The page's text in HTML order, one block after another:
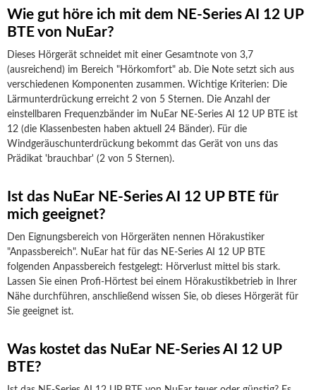
Wie gut höre ich mit dem NE-Series AI 12 UP
BTE von NuEar?
Dieses Hörgerät schneidet mit einer Gesamtnote von 3,7
(ausreichend) im Bereich "Hörkomfort" ab. Die Note setzt sich aus
verschiedenen Komponenten zusammen. Wichtige Kriterien: Die
Lärmunterdrückung erreicht 2 von 5 Sternen. Die Anzahl der
einstellbaren Frequenzbänder im NuEar NE-Series AI 12 UP BTE ist
12 (die Klassenbesten haben aktuell 24 Bänder). Für die
Windgeräuschunterdrückung bekommt das Gerät von uns das
Prädikat 'brauchbar' (2 von 5 Sternen).
Ist das NuEar NE-Series AI 12 UP BTE für
mich geeignet?
Den Eignungsbereich von Hörgeräten nennen Hörakustiker
"Anpassbereich". NuEar hat für das NE-Series AI 12 UP BTE
folgenden Anpassbereich festgelegt: Hörverlust mittel bis stark.
Lassen Sie einen Profi-Hörtest bei einem Hörakustikbetrieb in Ihrer
Nähe durchführen, anschließend wissen Sie, ob dieses Hörgerät für
Sie geeignet ist.
Was kostet das NuEar NE-Series AI 12 UP
BTE?